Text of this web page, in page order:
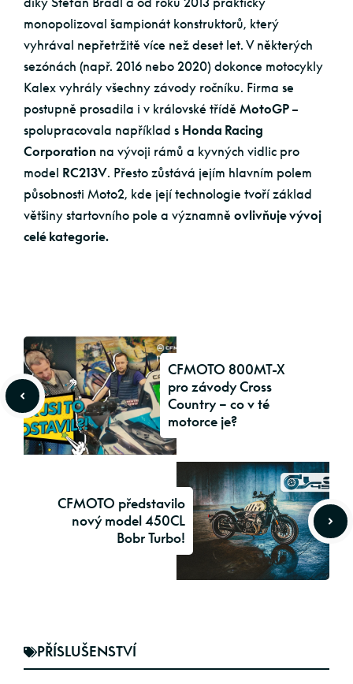
monopolizoval šampionát konstruktorů, který
vyhrával nepřetržitě více než deset let. V některých
sezónách (např. 2016 nebo 2020) dokonce motocykly
Kalex vyhrály všechny závody ročníku. Firma se
postupně prosadila i v královské třídě MotoGP –
spolupracovala například s Honda Racing
Corporation na vývoji rámů a kyvných vidlic pro
model RC213V. Přesto zůstává jejím hlavním polem
působnosti Moto2, kde její technologie tvoří základ
většiny startovního pole a významně ovlivňuje vývoj
celé kategorie.
CFMOTO 800MT-X
pro závody Cross
Country – co v té
motorce je?
CFMOTO představilo
nový model 450CL
Bobr Turbo!
PŘÍSLUŠENSTVÍ